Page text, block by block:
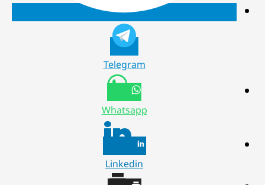
Telegram
Whatsapp
Linkedin